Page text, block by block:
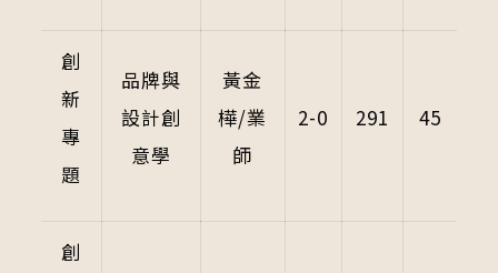
創
新
專
題
品牌與
設計創
意學
黃金
樺/業
師
2-0 291 45
創